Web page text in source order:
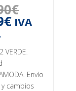
€
€El
precio
es:
IVA
VERDE.
Envío
cambios